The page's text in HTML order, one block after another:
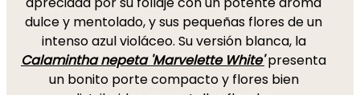
dulce y mentolado, y sus pequeñas flores de un
intenso azul violáceo. Su versión blanca, la
Calamintha nepeta 'Marvelette White'presenta
un bonito porte compacto y flores bien